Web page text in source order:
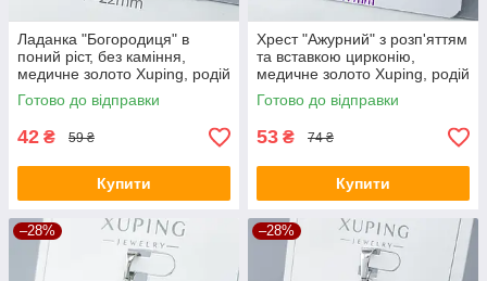
Ладанка "Богородиця" в
поний ріст, без каміння,
медичне золото Xuping, родій
Готово до відправки
42 ₴ 59 ₴
Купити
Хрест "Ажурний" з розп'яттям
та вставкою цирконію,
медичне золото Xuping, родій
Готово до відправки
53 ₴ 74 ₴
Купити
–28% –28%